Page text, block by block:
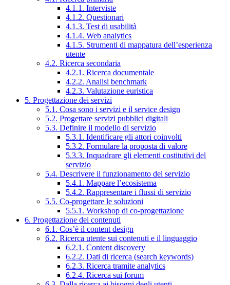
4.1.1. Interviste
4.1.2. Questionari
4.1.3. Test di usabilità
4.1.4. Web analytics
4.1.5. Strumenti di mappatura dell’esperienza
utente
4.2. Ricerca secondaria
4.2.1. Ricerca documentale
4.2.2. Analisi benchmark
4.2.3. Valutazione euristica
5. Progettazione dei servizi
5.1. Cosa sono i servizi e il service design
5.2. Progettare servizi pubblici digitali
5.3. Definire il modello di servizio
5.3.1. Identificare gli attori coinvolti
5.3.2. Formulare la proposta di valore
5.3.3. Inquadrare gli elementi costitutivi del
servizio
5.4. Descrivere il funzionamento del servizio
5.4.1. Mappare l’ecosistema
5.4.2. Rappresentare i flussi di servizio
5.5. Co-progettare le soluzioni
5.5.1. Workshop di co-progettazione
6. Progettazione dei contenuti
6.1. Cos’è il content design
6.2. Ricerca utente sui contenuti e il linguaggio
6.2.1. Content discovery
6.2.2. Dati di ricerca (search keywords)
6.2.3. Ricerca tramite analytics
6.2.4. Ricerca sui forum